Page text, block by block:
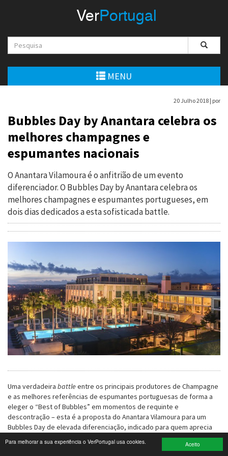
Aceito
Para melhorar a sua experiência o VerPortugal usa cookies.
Empreendedorismo
Comércio e Indústria
Construção e Imobiliário
Cultura e Educação
Economia
Gastronomia
Telecomunicações
Desporto
Electrónica e Informática
Saúde
Banca e Seguros
Moda e Design
Cinema
Multimédia
Sugestões
VerPortugal
MENU
20 Julho 2018 | por
Bubbles Day by Anantara celebra os
melhores champagnes e
espumantes nacionais
O Anantara Vilamoura é o anfitrião de um evento
diferenciador. O Bubbles Day by Anantara celebra os
melhores champagnes e espumantes portugueses, em
dois dias dedicados a esta sofisticada battle.
Uma verdadeira battleentre os principais produtores de Champagne
e as melhores referências de espumantes portuguesas de forma a
eleger o “Best of Bubbles” em momentos de requinte e
descontração – esta é a proposta do Anantara Vilamoura para um
Bubbles Day de elevada diferenciação, indicado para quem aprecia